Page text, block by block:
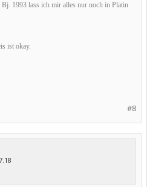
1993 lass ich mir alles nur noch in Platin
ist okay.
#8